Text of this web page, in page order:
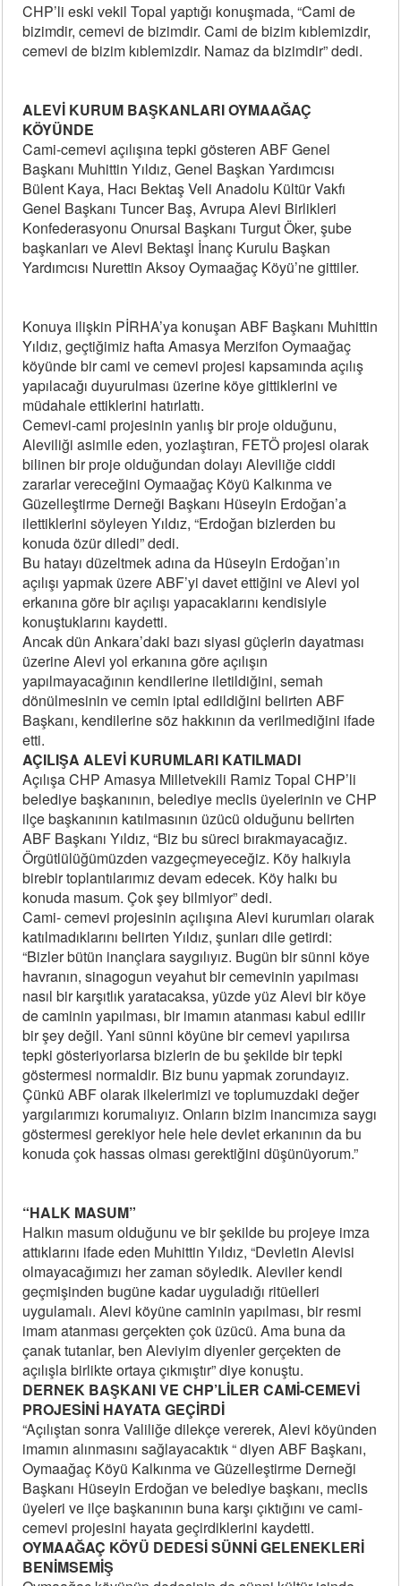
CHP’li eski vekil Topal yaptığı konuşmada, “Cami de
bizimdir, cemevi de bizimdir. Cami de bizim kıblemizdir,
cemevi de bizim kıblemizdir. Namaz da bizimdir” dedi.
ALEVİ KURUM BAŞKANLARI OYMAAĞAÇ
KÖYÜNDE
Cami-cemevi açılışına tepki gösteren ABF Genel
Başkanı Muhittin Yıldız, Genel Başkan Yardımcısı
Bülent Kaya, Hacı Bektaş Veli Anadolu Kültür Vakfı
Genel Başkanı Tuncer Baş, Avrupa Alevi Birlikleri
Konfederasyonu Onursal Başkanı Turgut Öker, şube
başkanları ve Alevi Bektaşi İnanç Kurulu Başkan
Yardımcısı Nurettin Aksoy Oymaağaç Köyü’ne gittiler.
Konuya ilişkin PİRHA’ya konuşan ABF Başkanı Muhittin
Yıldız, geçtiğimiz hafta Amasya Merzifon Oymaağaç
köyünde bir cami ve cemevi projesi kapsamında açılış
yapılacağı duyurulması üzerine köye gittiklerini ve
müdahale ettiklerini hatırlattı.
Cemevi-cami projesinin yanlış bir proje olduğunu,
Aleviliği asimile eden, yozlaştıran, FETÖ projesi olarak
bilinen bir proje olduğundan dolayı Aleviliğe ciddi
zararlar vereceğini Oymaağaç Köyü Kalkınma ve
Güzelleştirme Derneği Başkanı Hüseyin Erdoğan’a
ilettiklerini söyleyen Yıldız, “Erdoğan bizlerden bu
konuda özür diledi” dedi.
Bu hatayı düzeltmek adına da Hüseyin Erdoğan’ın
açılışı yapmak üzere ABF’yi davet ettiğini ve Alevi yol
erkanına göre bir açılışı yapacaklarını kendisiyle
konuştuklarını kaydetti.
Ancak dün Ankara’daki bazı siyasi güçlerin dayatması
üzerine Alevi yol erkanına göre açılışın
yapılmayacağının kendilerine iletildiğini, semah
dönülmesinin ve cemin iptal edildiğini belirten ABF
Başkanı, kendilerine söz hakkının da verilmediğini ifade
etti.
AÇILIŞA ALEVİ KURUMLARI KATILMADI
Açılışa CHP Amasya Milletvekili Ramiz Topal CHP’li
belediye başkanının, belediye meclis üyelerinin ve CHP
ilçe başkanının katılmasının üzücü olduğunu belirten
ABF Başkanı Yıldız, “Biz bu süreci bırakmayacağız.
Örgütlülüğümüzden vazgeçmeyeceğiz. Köy halkıyla
birebir toplantılarımız devam edecek. Köy halkı bu
konuda masum. Çok şey bilmiyor” dedi.
Cami- cemevi projesinin açılışına Alevi kurumları olarak
katılmadıklarını belirten Yıldız, şunları dile getirdi:
“Bizler bütün inançlara saygılıyız. Bugün bir sünni köye
havranın, sinagogun veyahut bir cemevinin yapılması
nasıl bir karşıtlık yaratacaksa, yüzde yüz Alevi bir köye
de caminin yapılması, bir imamın atanması kabul edilir
bir şey değil. Yani sünni köyüne bir cemevi yapılırsa
tepki gösteriyorlarsa bizlerin de bu şekilde bir tepki
göstermesi normaldir. Biz bunu yapmak zorundayız.
Çünkü ABF olarak ilkelerimizi ve toplumuzdaki değer
yargılarımızı korumalıyız. Onların bizim inancımıza saygı
göstermesi gerekiyor hele hele devlet erkanının da bu
konuda çok hassas olması gerektiğini düşünüyorum.”
“HALK MASUM”
Halkın masum olduğunu ve bir şekilde bu projeye imza
attıklarını ifade eden Muhittin Yıldız, “Devletin Alevisi
olmayacağımızı her zaman söyledik. Aleviler kendi
geçmişinden bugüne kadar uyguladığı ritüelleri
uygulamalı. Alevi köyüne caminin yapılması, bir resmi
imam atanması gerçekten çok üzücü. Ama buna da
çanak tutanlar, ben Aleviyim diyenler gerçekten de
açılışla birlikte ortaya çıkmıştır” diye konuştu.
DERNEK BAŞKANI VE CHP’LİLER CAMİ-CEMEVİ
PROJESİNİ HAYATA GEÇİRDİ
“Açılıştan sonra Valiliğe dilekçe vererek, Alevi köyünden
imamın alınmasını sağlayacaktık “ diyen ABF Başkanı,
Oymaağaç Köyü Kalkınma ve Güzelleştirme Derneği
Başkanı Hüseyin Erdoğan ve belediye başkanı, meclis
üyeleri ve ilçe başkanının buna karşı çıktığını ve cami-
cemevi projesini hayata geçirdiklerini kaydetti.
OYMAAĞAÇ KÖYÜ DEDESİ SÜNNİ GELENEKLERİ
BENİMSEMİŞ